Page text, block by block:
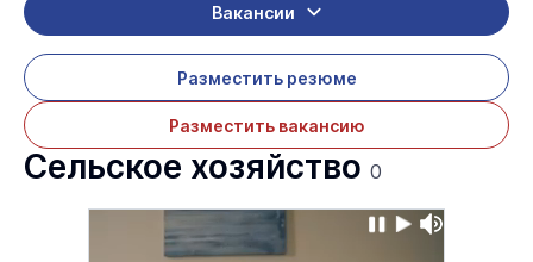
Разместить резюме
Разместить вакансию
Вакансии
Сельское хозяйство 0